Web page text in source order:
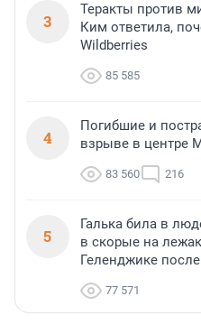
3
Теракты против
Ким ответила,
Wildberries
85 585
4
Погибшие и
взрыве в центре
83 560 216
5
Галька била в
в скорые на
Геленджике
77 571